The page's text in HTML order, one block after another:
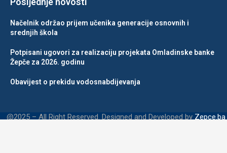
Načelnik održao prijem učenika generacije osnovnih i
srednjih škola
Potpisani ugovori za realizaciju projekata Omladinske banke
Žepče za 2026. godinu
Obavijest o prekidu vodosnabdijevanja
@2025 – All Right Reserved. Designed and Developed by Zepce.ba